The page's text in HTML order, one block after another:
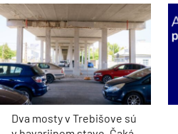
Dva mosty v Trebišove sú